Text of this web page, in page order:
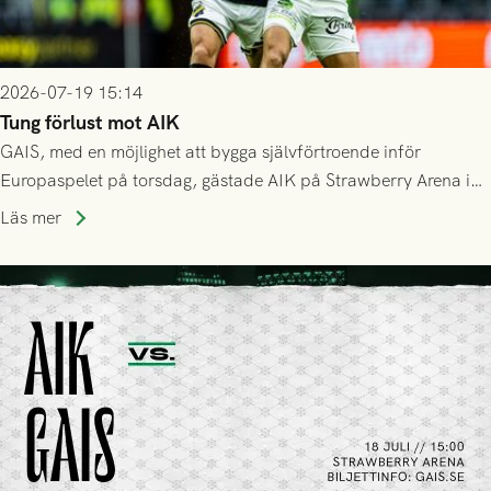
2026-07-19 15:14
Tung förlust mot AIK
GAIS, med en möjlighet att bygga självförtroende inför
Europaspelet på torsdag, gästade AIK på Strawberry Arena i
Stockholm . Men trots konstant hotande i första halvlek av
lyckades få in 2-0.
Läs mer